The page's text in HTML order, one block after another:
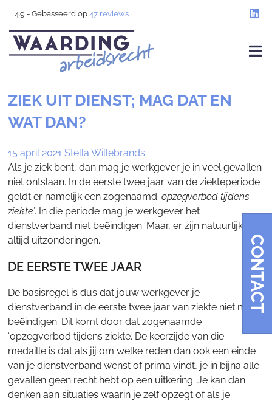
CONTACT
4.9 - Gebasseerd op 47 reviews
ZIEK UIT DIENST; MAG DAT EN
WAT DAN?
15 april 2021 Stella Willebrands
Als je ziek bent, dan mag je werkgever je in veel gevallen
niet ontslaan. In de eerste twee jaar van de ziekteperiode
geldt er namelijk een zogenaamd ‘opzegverbod tijdens
ziekte’. In die periode mag je werkgever het
dienstverband niet beëindigen. Maar, er zijn natuurlijk
altijd uitzonderingen.
DE EERSTE TWEE JAAR
De basisregel is dus dat jouw werkgever je
dienstverband in de eerste twee jaar van ziekte niet mag
beëindigen. Dit komt door dat zogenaamde
‘opzegverbod tijdens ziekte’. De keerzijde van die
medaille is dat als jij om welke reden dan ook een einde
van je dienstverband wenst of prima vindt, je in bijna alle
gevallen geen recht hebt op een uitkering. Je kan dan
denken aan situaties waarin je zelf opzegt of als je